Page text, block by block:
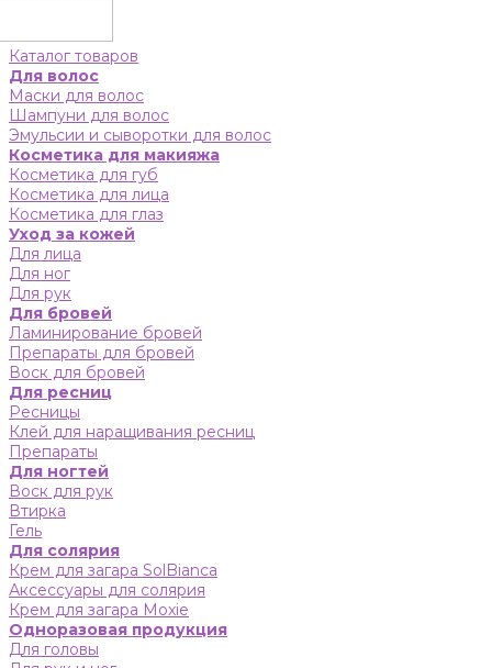
Каталог товаров
Для волос
Маски для волос
Шампуни для волос
Эмульсии и сыворотки для волос
Косметика для макияжа
Косметика для губ
Косметика для лица
Косметика для глаз
Уход за кожей
Для лица
Для ног
Для рук
Для бровей
Ламинирование бровей
Препараты для бровей
Воск для бровей
Для ресниц
Ресницы
Клей для наращивания ресниц
Препараты
Для ногтей
Воск для рук
Втирка
Гель
Для солярия
Крем для загара SolBianca
Аксессуары для солярия
Крем для загара Moxie
Одноразовая продукция
Для головы